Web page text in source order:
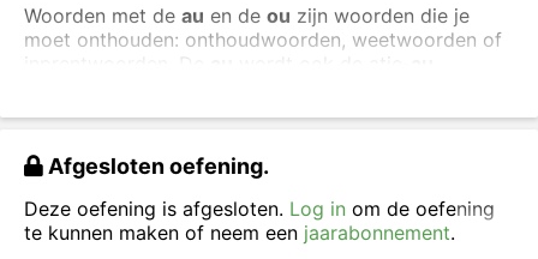
Woorden met de au en de ou zijn woorden die je
moet onthouden: onthoudwoorden, weetwoorden of
woorden met ou.
Of oefen allemaal woorden met au
in een verhaal: het au-verhaal.
Kijk goed naar het woord, zeg het woord hardop en
typ het woord in het vakje.
Afgesloten oefening.
Deze oefening is afgesloten. Log in om de oefening
te kunnen maken of neem een jaarabonnement.